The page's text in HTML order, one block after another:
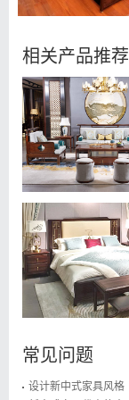
相关产品推荐
常见问题
设计新中式家具风格